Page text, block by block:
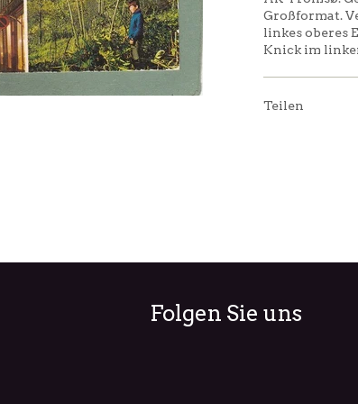
Großformat.
linkes oberes
Knick im
Teilen
Folgen Sie uns